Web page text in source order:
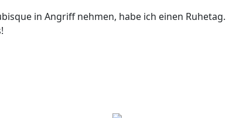
in Angriff nehmen, habe ich einen Ruhetag.